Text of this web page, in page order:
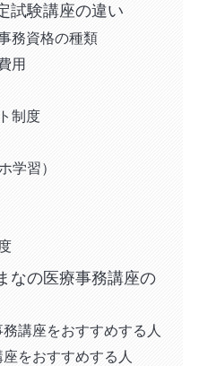
試験講座の違い
務資格の種類
用
制度
学習）
なの医療事務講座の
講座をおすすめする人
をおすすめする人